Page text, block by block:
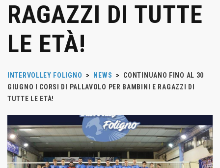
RAGAZZI DI TUTTE
LE ETÀ!
INTERVOLLEY FOLIGNO > NEWS >
CONTINUANO FINO AL 30
GIUGNO I CORSI DI PALLAVOLO PER BAMBINI E RAGAZZI DI
TUTTE LE ETÀ!